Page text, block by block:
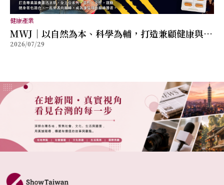
健康產業
MWJ｜以自然為本、科學為輔，打造兼顧健康與幸
福的全方位保健品牌
2026/07/29